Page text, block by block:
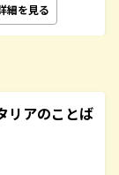
細を見る
リアのことば